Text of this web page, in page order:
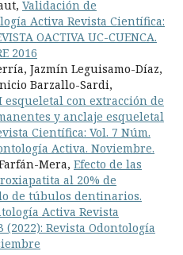
Validación de
Activa Revista Científica:
OACTIVA UC-CUENCA.
2016
Jazmín Leguisamo-Díaz,
Barzallo-Sardi,
esqueletal con extracción de
y anclaje esqueletal
Científica: Vol. 7 Núm.
Activa. Noviembre.
Mera, Efecto de las
al 20% de
de túbulos dentinarios.
Activa Revista
(2022): Revista Odontología